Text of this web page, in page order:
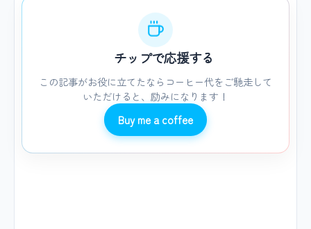
チップで応援する
この記事がお役に立てたならコーヒー代をご馳走して
いただけると、励みになります！
Buy me a coffee